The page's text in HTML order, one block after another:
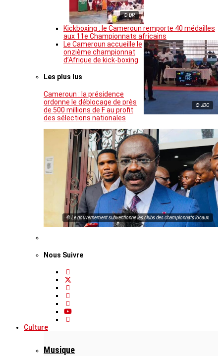
© DR
Kickboxing : le Cameroun remporte 40 médailles
aux 11e Championnats africains
© JDC
Le Cameroun accueille le
onzième championnat
d’Afrique de kick-boxing
Les plus lus
Cameroun : la présidence
ordonne le déblocage de près
de 500 millions de F au profit
des sélections nationales
© Le gouvernement subventionne les clubs des championnats locaux
Nous Suivre
Culture
Musique